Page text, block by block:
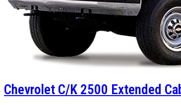
Chevrolet C/K 2500 Extended